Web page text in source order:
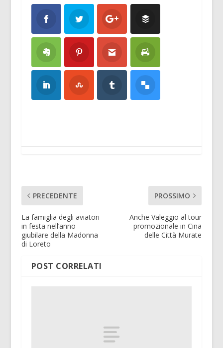
PRECEDENTE
La famiglia degli aviatori
in festa nell’anno
giubilare della Madonna
di Loreto
PROSSIMO
Anche Valeggio al tour
promozionale in Cina
delle Città Murate
POST CORRELATI